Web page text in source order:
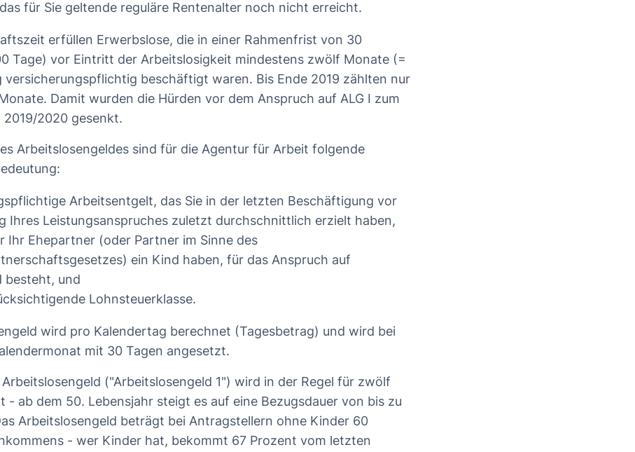
für Sie geltende reguläre Rentenalter noch nicht erreicht.
erfüllen Erwerbslose, die in einer Rahmenfrist von 30
Tage) vor Eintritt der Arbeitslosigkeit mindestens zwölf Monate (=
versicherungspflichtig beschäftigt waren. Bis Ende 2019 zählten nur
Damit wurden die Hürden vor dem Anspruch auf ALG I zum
2020 gesenkt.
Arbeitslosengeldes sind für die Agentur für Arbeit folgende
Arbeitsentgelt, das Sie in der letzten Beschäftigung vor
Ihres Leistungsanspruches zuletzt durchschnittlich erzielt haben,
Ihr Ehepartner (oder Partner im Sinne des
ein Kind haben, für das Anspruch auf
besteht, und
Lohnsteuerklasse.
wird pro Kalendertag berechnet (Tagesbetrag) und wird bei
mit 30 Tagen angesetzt.
Arbeitslosengeld ("Arbeitslosengeld 1") wird in der Regel für zwölf
- ab dem 50. Lebensjahr steigt es auf eine Bezugsdauer von bis zu
Arbeitslosengeld beträgt bei Antragstellern ohne Kinder 60
- wer Kinder hat, bekommt 67 Prozent vom letzten